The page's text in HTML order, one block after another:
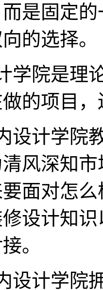
是固定
的选择。
学院是
的项目
设计学
风深知
面对怎
设计知
。
设计学